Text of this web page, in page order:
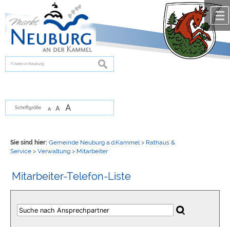
zur Navigationoder
springen.
suchen
Schriftgröße A A A
Sie sind hier: Gemeinde Neuburg a.d.Kammel > Rathaus &
Service> Verwaltung> Mitarbeiter
Mitarbeiter-Telefon-Liste